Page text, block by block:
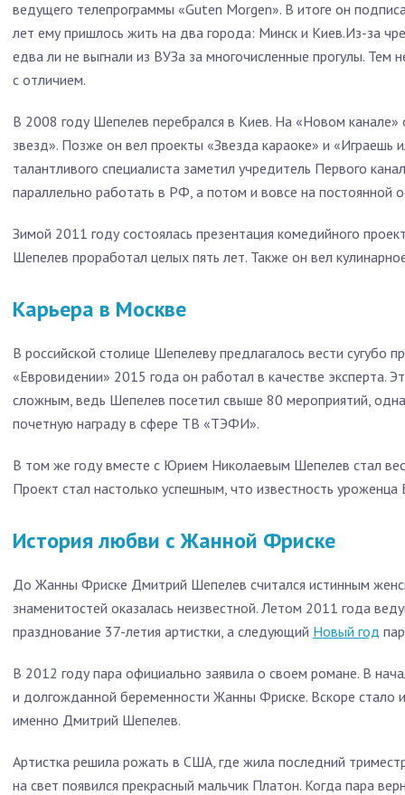
ведущего телепрограммы «Guten Morgen». В итоге он
лет ему пришлось жить на два города: Минск и Киев.Из-за
едва ли не выгнали из ВУЗа за многочисленные прогулы. Тем
с отличием.
В 2008 году Шепелев перебрался в Киев. На «Новом
звезд». Позже он вел проекты «Звезда караоке» и «Играешь
талантливого специалиста заметил учредитель Первого
параллельно работать в РФ, а потом и вовсе на постоянной
Зимой 2011 году состоялась презентация комедийного
Шепелев проработал целых пять лет. Также он вел
Карьера в Москве
В российской столице Шепелеву предлагалось вести сугубо
«Евровидении» 2015 года он работал в качестве эксперта.
сложным, ведь Шепелев посетил свыше 80 мероприятий,
почетную награду в сфере ТВ «ТЭФИ».
В том же году вместе с Юрием Николаевым Шепелев стал
Проект стал настолько успешным, что известность
История любви с Жанной Фриске
До Жанны Фриске Дмитрий Шепелев считался истинным
знаменитостей оказалась неизвестной. Летом 2011 года
празднование 37-летия артистки, а следующий Новый год
В 2012 году пара официально заявила о своем романе. В
и долгожданной беременности Жанны Фриске. Вскоре стало
именно Дмитрий Шепелев.
Артистка решила рожать в США, где жила последний
на свет появился прекрасный мальчик Платон. Когда пара